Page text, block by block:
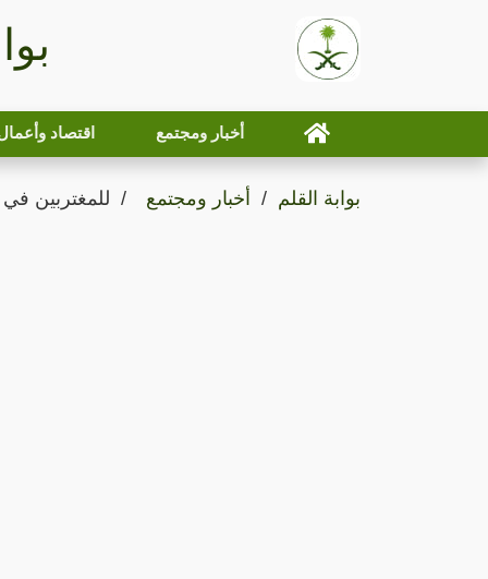
أخبار ومجتمع اقتصاد
بوابة القلم أخبار ومجتمع للمغتربين